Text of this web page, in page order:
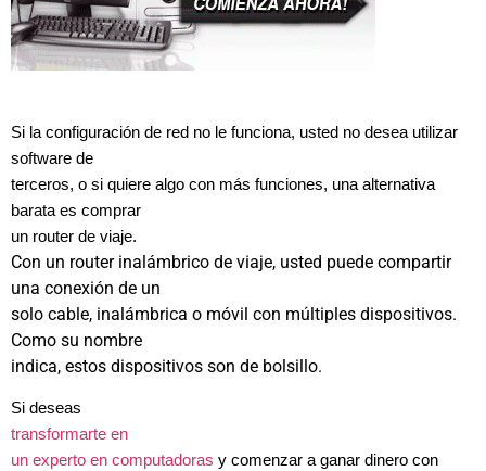
Si la configuración de red no le funciona, usted no desea utilizar
software de
terceros, o si quiere algo con más funciones, una alternativa
barata es comprar
un router de viaje.
Con un router inalámbrico de viaje, usted puede compartir
una conexión de un
solo cable, inalámbrica o móvil con múltiples dispositivos.
Como su nombre
indica, estos dispositivos son de bolsillo.
Si deseas
transformarte en
un experto en computadoras y comenzar a ganar dinero con